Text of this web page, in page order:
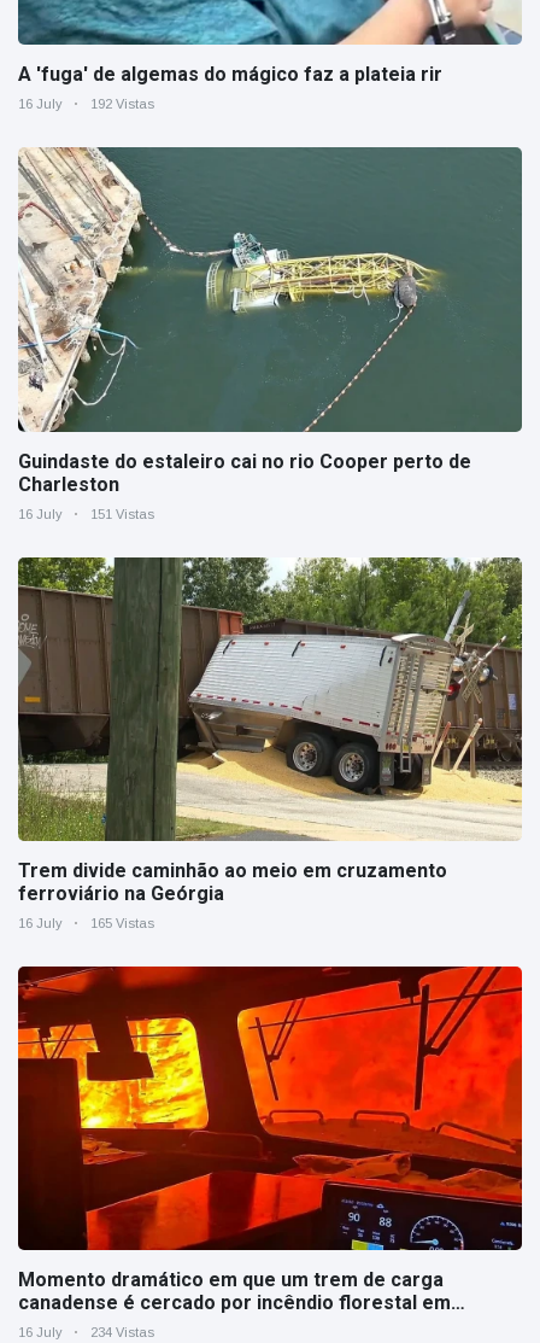
A 'fuga' de algemas do mágico faz a plateia rir
16 July 192 Vistas
Guindaste do estaleiro cai no rio Cooper perto de
Charleston
16 July 151 Vistas
Trem divide caminhão ao meio em cruzamento
ferroviário na Geórgia
16 July 165 Vistas
Momento dramático em que um trem de carga
canadense é cercado por incêndio florestal em
Ontário
16 July 234 Vistas